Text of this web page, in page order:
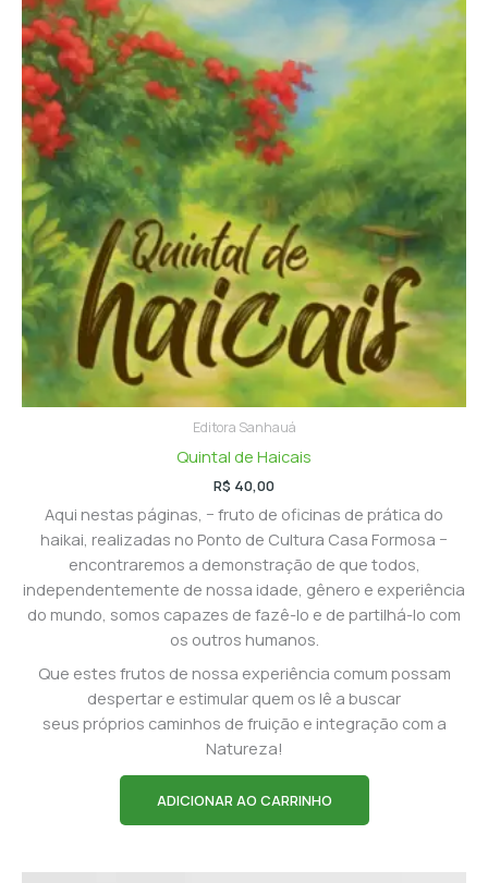
Editora Sanhauá
Quintal de Haicais
R$ 40,00
Aqui nestas páginas, − fruto de oficinas de prática do
haikai, realizadas no Ponto de Cultura Casa Formosa −
encontraremos a demonstração de que todos,
independentemente de nossa idade, gênero e experiência
do mundo, somos capazes de fazê-lo e de partilhá-lo com
os outros humanos.
Que estes frutos de nossa experiência comum possam
despertar e estimular quem os lê a buscar
seus próprios caminhos de fruição e integração com a
Natureza!
ADICIONAR AO CARRINHO